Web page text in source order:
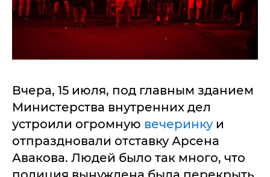
Вчера, 15 июля, под главным зданием
Министерства внутренних дел
устроили огромную вечеринкуи
отпраздновали отставку Арсена
Авакова. Людей было так много, что